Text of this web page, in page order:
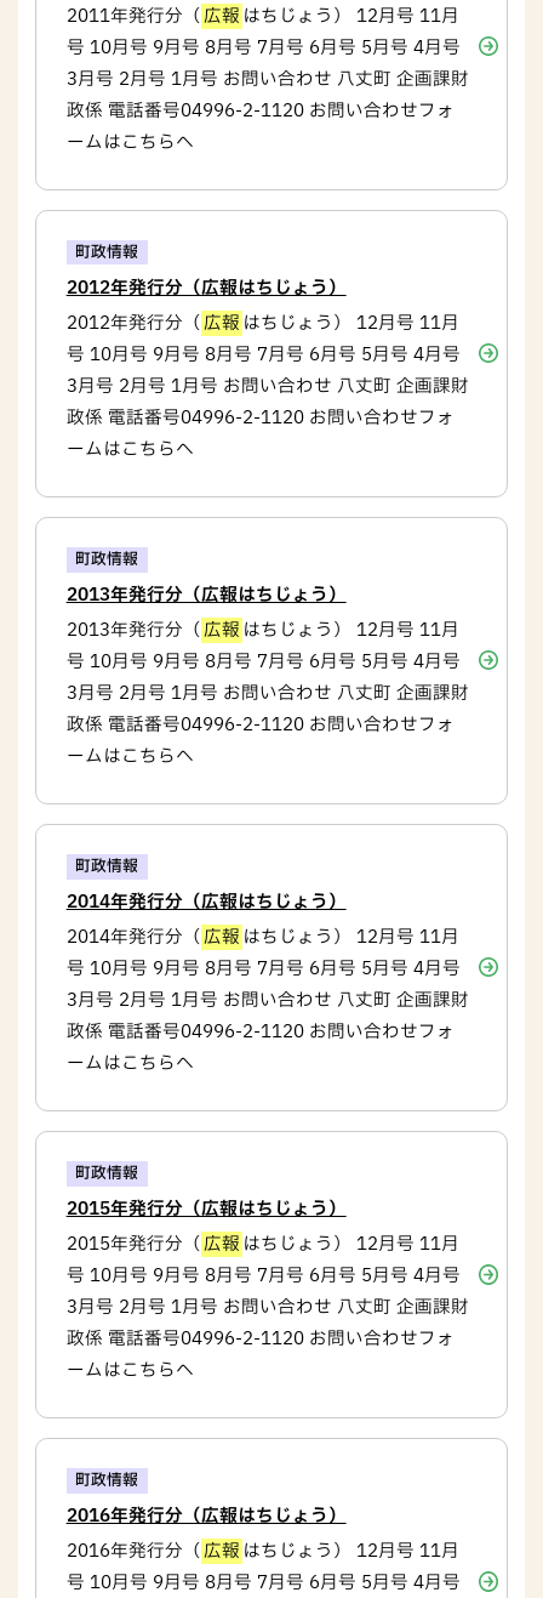
2011年発行分（広報 はちじょう） 12月号 11月
号 10月号 9月号 8月号 7月号 6月号 5月号 4月号
3月号 2月号 1月号 お問い合わせ 八丈町 企画課財
政係 電話番号04996-2-1120 お問い合わせフォ
ームはこちらへ
町政情報
2012年発行分（広報はちじょう）
2012年発行分（広報 はちじょう） 12月号 11月
号 10月号 9月号 8月号 7月号 6月号 5月号 4月号
3月号 2月号 1月号 お問い合わせ 八丈町 企画課財
政係 電話番号04996-2-1120 お問い合わせフォ
ームはこちらへ
町政情報
2013年発行分（広報はちじょう）
2013年発行分（広報 はちじょう） 12月号 11月
号 10月号 9月号 8月号 7月号 6月号 5月号 4月号
3月号 2月号 1月号 お問い合わせ 八丈町 企画課財
政係 電話番号04996-2-1120 お問い合わせフォ
ームはこちらへ
町政情報
2014年発行分（広報はちじょう）
2014年発行分（広報 はちじょう） 12月号 11月
号 10月号 9月号 8月号 7月号 6月号 5月号 4月号
3月号 2月号 1月号 お問い合わせ 八丈町 企画課財
政係 電話番号04996-2-1120 お問い合わせフォ
ームはこちらへ
町政情報
2015年発行分（広報はちじょう）
2015年発行分（広報 はちじょう） 12月号 11月
号 10月号 9月号 8月号 7月号 6月号 5月号 4月号
3月号 2月号 1月号 お問い合わせ 八丈町 企画課財
政係 電話番号04996-2-1120 お問い合わせフォ
ームはこちらへ
町政情報
2016年発行分（広報はちじょう）
2016年発行分（広報 はちじょう） 12月号 11月
号 10月号 9月号 8月号 7月号 6月号 5月号 4月号